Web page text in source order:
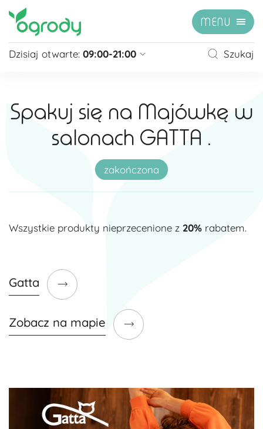
MENU
Dzisiaj otwarte: 09:00-21:00
Niedziela
zamknięte
Niedziela handlowa
10:00 - 20:00
zobacz więcej »
Szukaj
Spakuj się na Majówkę w
salonach GATTA .
zakończona
Wszystkie produkty nieprzecenione z 20% rabatem.
Gatta
Zobacz na mapie